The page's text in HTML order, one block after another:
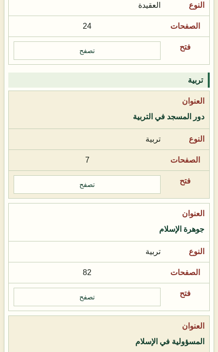
العقيدة
24
تصفح
تربية
دور المسجد في التربية
تربية
7
تصفح
جوهرة الإسلام
تربية
82
تصفح
المسؤولية في الإسلام